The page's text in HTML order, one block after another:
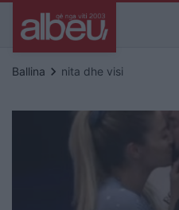
Ballina keyboard_arrow_right nita dhe visi